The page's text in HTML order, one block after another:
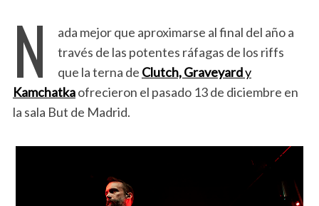
N
ada mejor que aproximarse al final del año a
través de las potentes ráfagas de los riffs
que la terna de Clutch, Graveyardy
Kamchatkaofrecieron el pasado 13 de diciembre en
la sala But de Madrid.